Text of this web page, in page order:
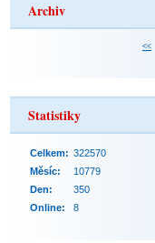
Archiv
<<
Statistiky
Online: 8
Celkem: 322570
Měsíc:
10779
Den:
350